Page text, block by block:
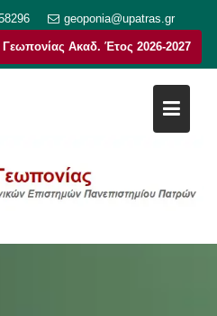
geoponia@upatras.gr
Ακαδ. Έτος 2026-2027